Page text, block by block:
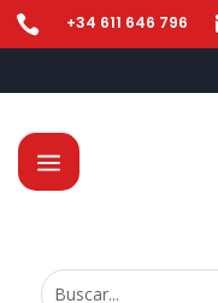
 +34 611 646 796